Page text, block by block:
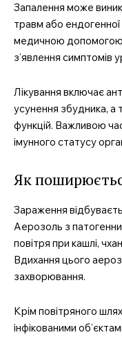
Запалення може
травм або ендогенної
медичною допомогою
з’явлення симптомів
Лікування включає
усунення збудника, а
функцій. Важливою
імунного статусу
Як
Зараження
Аерозоль з
повітря при кашлі,
Вдихання цього
захворювання.
Крім повітряного
інфікованими